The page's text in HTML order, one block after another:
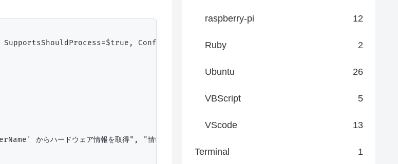
ConfirmImpact='Low')]
からハードウェア情報を取得", "情報取得")) {
raspberry-pi 12
Ruby 2
Ubuntu 26
VBScript 5
VScode 13
Terminal 1